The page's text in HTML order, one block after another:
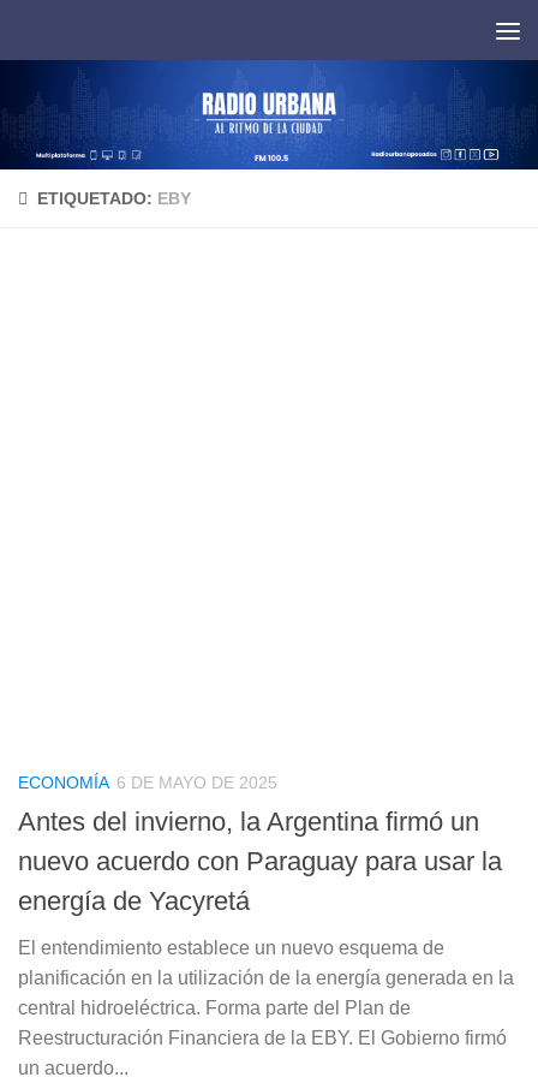
ETIQUETADO: EBY
ECONOMÍA 6 DE MAYO DE 2025
Antes del invierno, la Argentina firmó un
nuevo acuerdo con Paraguay para usar la
energía de Yacyretá
El entendimiento establece un nuevo esquema de
planificación en la utilización de la energía generada en la
central hidroeléctrica. Forma parte del Plan de
Reestructuración Financiera de la EBY. El Gobierno firmó
un acuerdo...